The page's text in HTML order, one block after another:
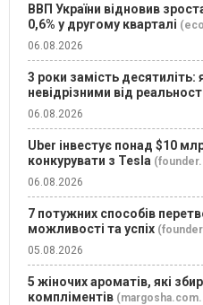
ВВП України відновив
0,6% у другому кварталі
06.08.2026
3 роки замість
невідрізними від
06.08.2026
Uber інвестує понад $10
конкурувати з Tesla
06.08.2026
7 потужних способів
можливості та успіх
05.08.2026
5 жіночих ароматів, які
компліментів